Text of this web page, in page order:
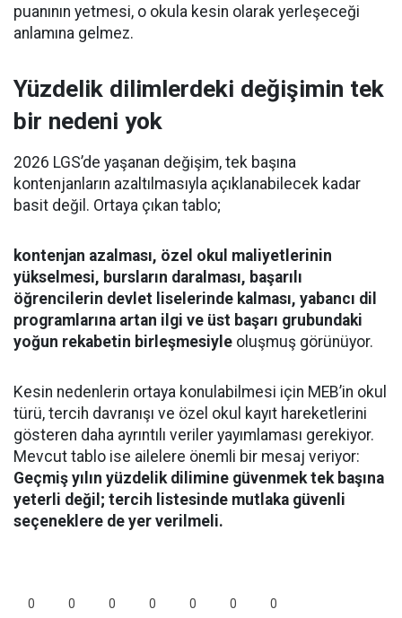
puanının yetmesi, o okula kesin olarak yerleşeceği
anlamına gelmez.
Yüzdelik dilimlerdeki değişimin tek
bir nedeni yok
2026 LGS’de yaşanan değişim, tek başına
kontenjanların azaltılmasıyla açıklanabilecek kadar
basit değil. Ortaya çıkan tablo;
kontenjan azalması, özel okul maliyetlerinin
yükselmesi, bursların daralması, başarılı
öğrencilerin devlet liselerinde kalması, yabancı dil
programlarına artan ilgi ve üst başarı grubundaki
yoğun rekabetin birleşmesiyle oluşmuş görünüyor.
Kesin nedenlerin ortaya konulabilmesi için MEB’in okul
türü, tercih davranışı ve özel okul kayıt hareketlerini
gösteren daha ayrıntılı veriler yayımlaması gerekiyor.
Mevcut tablo ise ailelere önemli bir mesaj veriyor:
Geçmiş yılın yüzdelik dilimine güvenmek tek başına
yeterli değil; tercih listesinde mutlaka güvenli
seçeneklere de yer verilmeli.
0 0 0 0 0 0 0